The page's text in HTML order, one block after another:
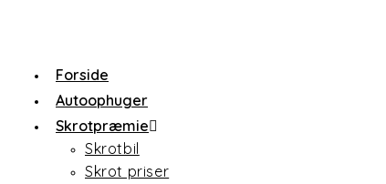
Forside
Autoophuger
Skrotpræmie
Skrotbil
Skrot priser